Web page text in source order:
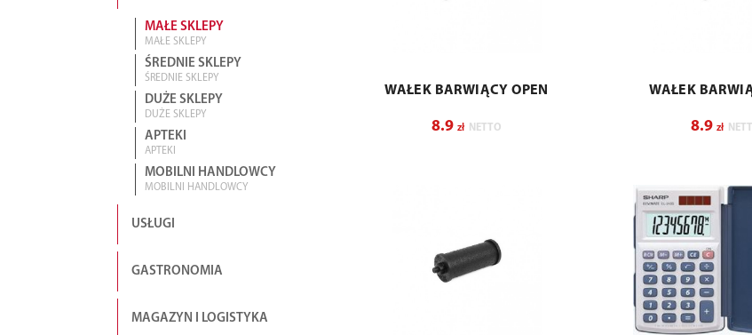
MAŁE SKLEPY
MAŁE SKLEPY
ŚREDNIE SKLEPY
ŚREDNIE SKLEPY
DUŻE SKLEPY
DUŻE SKLEPY
APTEKI
APTEKI
MOBILNI HANDLOWCY
MOBILNI HANDLOWCY
USŁUGI
GASTRONOMIA
MAGAZYN I LOGISTYKA
WAŁEK BARWIĄCY OPEN
8.9zł NETTO
WAŁEK
8.9zł